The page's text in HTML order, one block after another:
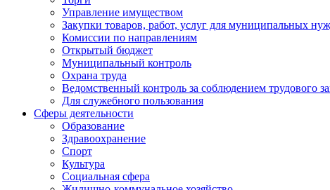
Управление имуществом
Закупки товаров, работ, услуг для муниципальных
Комиссии по направлениям
Открытый бюджет
Муниципальный контроль
Охрана труда
Ведомственный контроль за соблюдением трудового
Для служебного пользования
Сферы деятельности
Образование
Здравоохранение
Спорт
Культура
Социальная сфера